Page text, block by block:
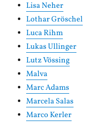
Lisa Neher
Lothar Gröschel
Luca Rihm
Lukas Ullinger
Lutz Vössing
Malva
Marc Adams
Marcela Salas
Marco Kerler